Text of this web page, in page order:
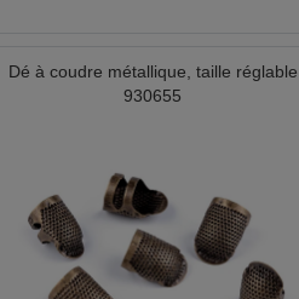
Dé à coudre métallique, taille réglable
930655